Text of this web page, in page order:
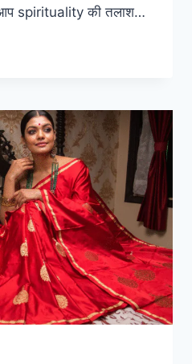
spirituality की तलाश…